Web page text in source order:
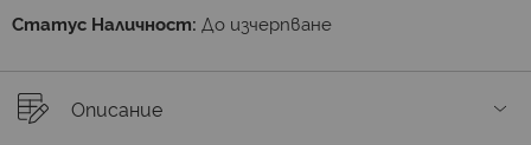
Статус Наличност: До изчерпване
Описание